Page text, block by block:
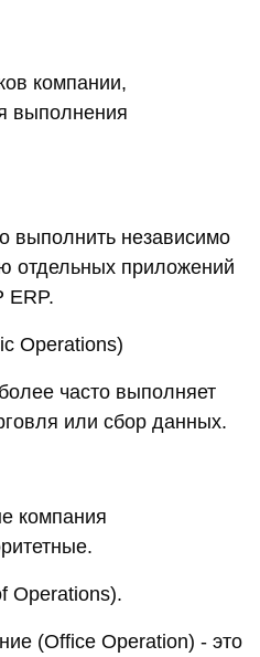
компании,
выполнения
выполнить независимо
отдельных приложений
ERP.
Operations)
часто выполняет
или сбор данных.
компания
Operations).
(Office Operation) - это